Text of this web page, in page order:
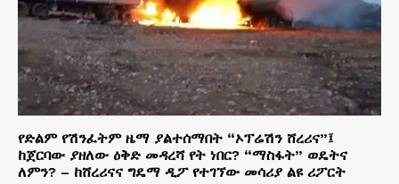
የድልም የሽንፈትም ዜማ ያልተሰማበት “ኦፕሬሽን ሸረሪና”፤
ከጀርባው ያዘለው ዕቅድ መዳረሻ የት ነበር? “ማስፋት” ወዴትና
ለምን? – ከሸረሪናና ግዴማ ዲፖ የተገኘው መሳሪያ ልዩ ሪፖርት